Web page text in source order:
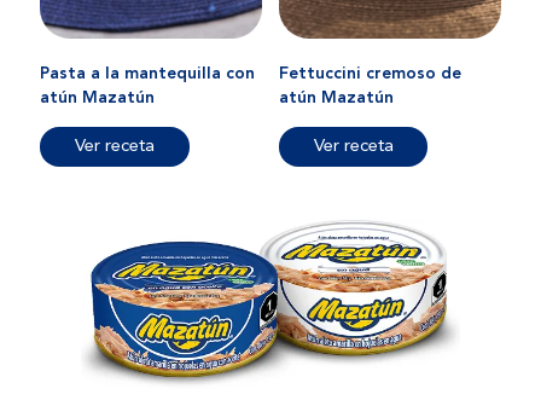
Pasta a la mantequilla con
atún Mazatún
Ver receta
Fettuccini cremoso de
atún Mazatún
Ver receta